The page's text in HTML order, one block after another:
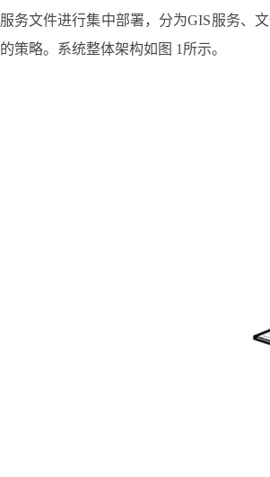
服务文件进行集中部署，分为GIS服务、
的策略。系统整体架构如图 1所示。